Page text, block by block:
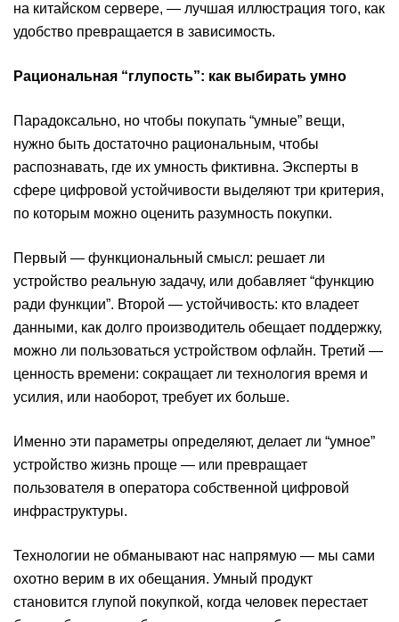
на китайском сервере, — лучшая иллюстрация того, как
удобство превращается в зависимость.
Рациональная “глупость”: как выбирать умно
Парадоксально, но чтобы покупать “умные” вещи,
нужно быть достаточно рациональным, чтобы
распознавать, где их умность фиктивна. Эксперты в
сфере цифровой устойчивости выделяют три критерия,
по которым можно оценить разумность покупки.
Первый — функциональный смысл: решает ли
устройство реальную задачу, или добавляет “функцию
ради функции”. Второй — устойчивость: кто владеет
данными, как долго производитель обещает поддержку,
можно ли пользоваться устройством офлайн. Третий —
ценность времени: сокращает ли технология время и
усилия, или наоборот, требует их больше.
Именно эти параметры определяют, делает ли “умное”
устройство жизнь проще — или превращает
пользователя в оператора собственной цифровой
инфраструктуры.
Технологии не обманывают нас напрямую — мы сами
охотно верим в их обещания. Умный продукт
становится глупой покупкой, когда человек перестает